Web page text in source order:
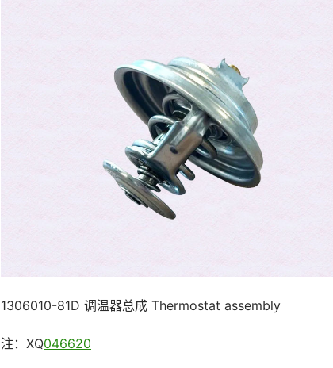
1306010-81D 调温器总成 Thermostat assembly
注：XQ046620